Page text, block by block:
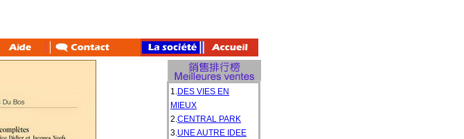
1.DES VIES EN
MIEUX
2.CENTRAL PARK
3.UNE AUTRE IDEE